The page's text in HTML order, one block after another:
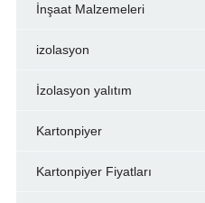
İnşaat Malzemeleri
izolasyon
İzolasyon yalıtım
Kartonpiyer
Kartonpiyer Fiyatları